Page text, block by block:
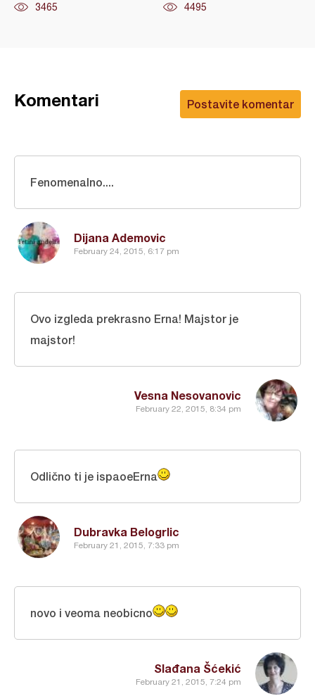
3465 4495
Postavite komentar
Komentari
Dijana Ademovic
February 24, 2015, 6:17 pm
Fenomenalno....
Vesna Nesovanovic
February 22, 2015, 8:34 pm
Ovo izgleda prekrasno Erna! Majstor je
majstor!
Dubravka Belogrlic
February 21, 2015, 7:33 pm
Odlično ti je ispaoeErna
Slađana Šćekić
February 21, 2015, 7:24 pm
novo i veoma neobicno